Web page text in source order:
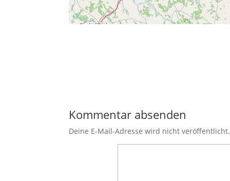
Kommentar absenden
Deine E-Mail-Adresse wird nicht veröffentlicht.